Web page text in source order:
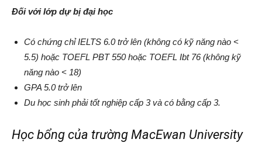
Đối với lớp dự bị đại học
Có chứng chỉ IELTS 6.0 trở lên (không có kỹ năng nào <
5.5) hoặc TOEFL PBT 550 hoặc TOEFL Ibt 76 (không kỹ
năng nào < 18)
GPA 5.0 trở lên
Du học sinh phải tốt nghiệp cấp 3 và có bằng cấp 3.
Học bổng của trường MacEwan University